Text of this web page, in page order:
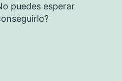
puedes esperar